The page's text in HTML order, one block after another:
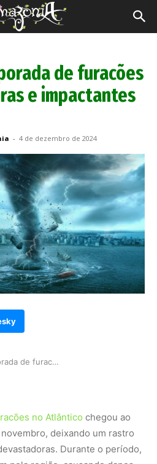
de furacões
e impactantes
- 4 de dezembro de 2024
Finaliza a temporada de furacões mais arrasador…
no Atlântico chegou ao
deixando um rastro
Durante o período,